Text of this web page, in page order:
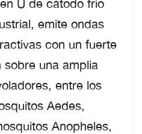
U de cátodo frío
emite ondas
con un fuerte
una amplia
entre los
Aedes,
Anopheles,